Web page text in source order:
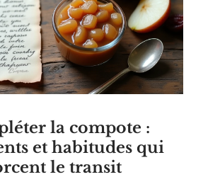
la compote :
et habitudes qui
le transit